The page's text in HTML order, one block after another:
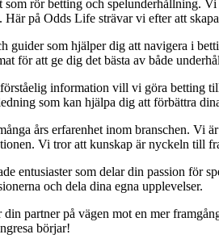
rör betting och spelunderhållning.
Här på Odds Life strävar vi efter att
guider som hjälper dig att navigera i
för att ge dig det bästa av både
information vill vi göra betting
som kan hjälpa dig att förbättra
års erfarenhet inom branschen.
Vi tror att kunskap är nyckeln till
entusiaster som delar din passion för
och dela dina egna upplevelser.
partner på vägen mot en mer
börjar!